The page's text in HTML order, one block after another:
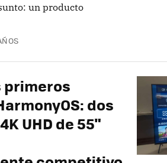
un producto
primeros
dos
UHD de 55"